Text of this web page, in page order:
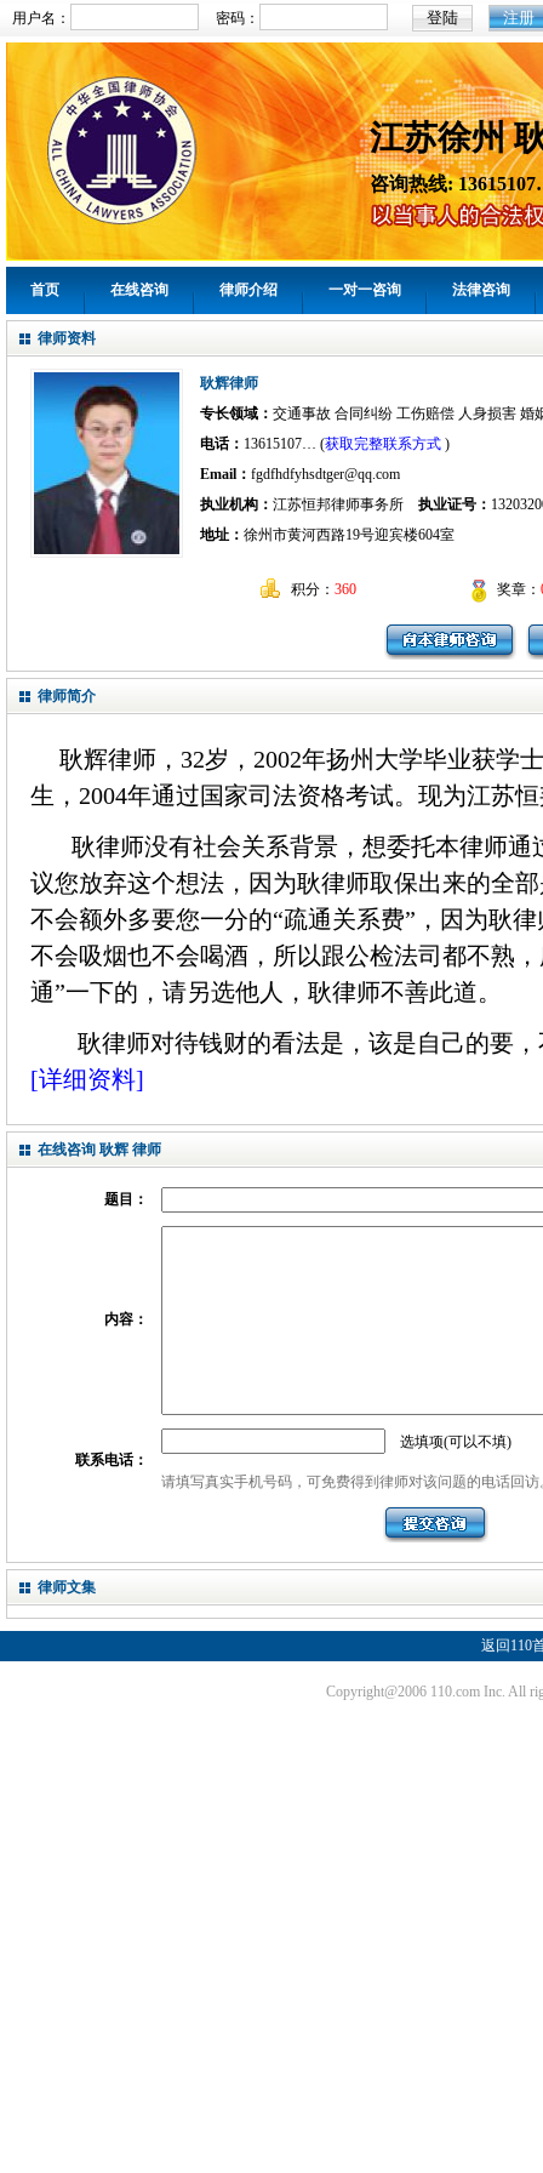
用户名： 密码： 注册
江苏徐州
咨询热线:
首页 在线咨询 律师介绍 一对一咨询 法律咨询
律师资料
耿辉律师
专长领域： 交通事故 合同纠纷 工伤赔偿 人身损害
电话： 13615107… (获取完整联系方式 )
Email： fgdfhdfyhsdtger@qq.com
执业机构： 江苏恒邦律师事务所 执业证号：
地址： 徐州市黄河西路19号迎宾楼604室
积分： 360 奖章：
律师简介
耿辉律师，32岁，2002年扬州大学毕业获学
生，2004年通过国家司法资格考试。现为江苏
耿律师没有社会关系背景，想委托本律师
议您放弃这个想法，因为耿律师取保出来的全
不会额外多要您一分的“疏通关系费”，因为耿
不会吸烟也不会喝酒，所以跟公检法司都不熟
通”一下的，请另选他人，耿律师不善此道。
耿律师对待钱财的看法是，该是自己的要
[详细资料]
在线咨询 耿辉 律师
题目：
内容：
联系电话：
选填项(可以不填)
请填写真实手机号码，可免费得到律师对该问题的电话回访
律师文集
返回110
Copyright@2006 110.com Inc. All